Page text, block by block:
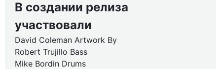
В создании релиза
участвовали
David Coleman Artwork By
Robert Trujillo Bass
Mike Bordin Drums